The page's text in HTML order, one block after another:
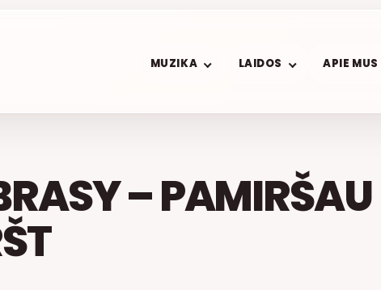
MUZIKA LAIDOS APIE MUS
– PAMIRŠAU